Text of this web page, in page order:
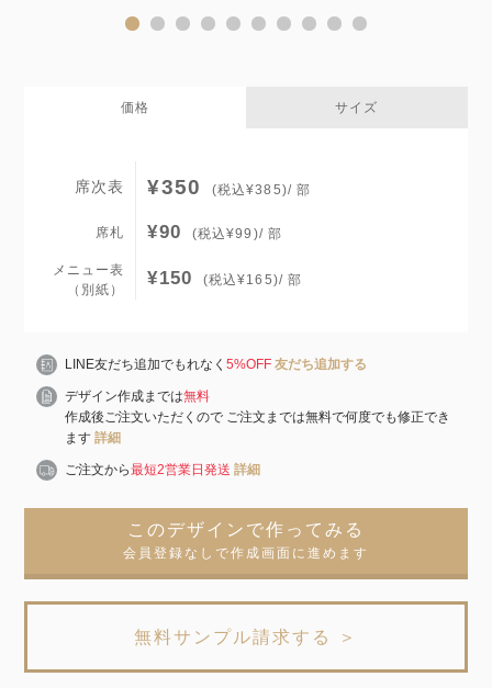
価格 サイズ
席次表 ¥350 (税込¥385)/ 部
席札 ¥90 (税込¥99)/ 部
メニュー表
（別紙）
¥150 (税込¥165)/ 部
LINE友だち追加でもれなく5%OFF 友だち追加する
デザイン作成までは無料
作成後ご注文いただくので ご注文までは無料で何度でも修正でき
ます詳細
ご注文から最短2営業日発送 詳細
このデザインで作ってみる
会員登録なしで作成画面に進めます
無料サンプル請求する ＞